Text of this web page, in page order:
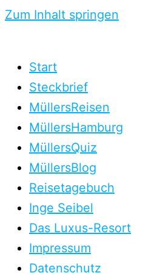
Zum Inhalt springen
Start
Steckbrief
MüllersReisen
MüllersHamburg
MüllersQuiz
MüllersBlog
Reisetagebuch
Inge Seibel
Das Luxus-Resort
Impressum
Datenschutz